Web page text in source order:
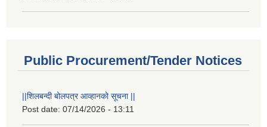
Public Procurement/Tender Notices
||शिलबन्दी बोलपत्र आव्हानको सूचना ||
Post date: 07/14/2026 - 13:11